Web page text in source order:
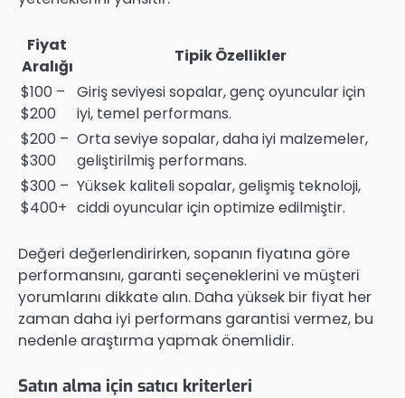
Fiyat
Aralığı
Tipik Özellikler
$100 –
$200
Giriş seviyesi sopalar, genç oyuncular için
iyi, temel performans.
$200 –
$300
Orta seviye sopalar, daha iyi malzemeler,
geliştirilmiş performans.
$300 –
$400+
Yüksek kaliteli sopalar, gelişmiş teknoloji,
ciddi oyuncular için optimize edilmiştir.
Değeri değerlendirirken, sopanın fiyatına göre
performansını, garanti seçeneklerini ve müşteri
yorumlarını dikkate alın. Daha yüksek bir fiyat her
zaman daha iyi performans garantisi vermez, bu
nedenle araştırma yapmak önemlidir.
Satın alma için satıcı kriterleri